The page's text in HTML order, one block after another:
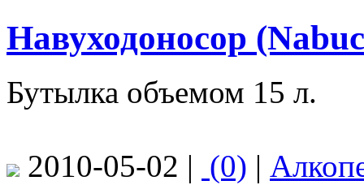
Навуходоносор
Бутылка объемом 15 л.
2010-05-02 | (0) |